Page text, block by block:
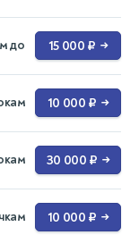
до 15 000 ₽ →
10 000 ₽ →
30 000 ₽ →
10 000 ₽ →